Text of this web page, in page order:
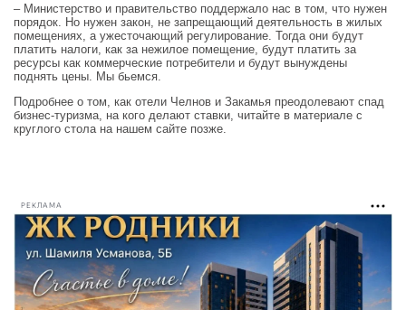
­– Министерство и правительство поддержало нас в том, что нужен
порядок. Но нужен закон, не запрещающий деятельность в жилых
помещениях, а ужесточающий регулирование. Тогда они будут
платить налоги, как за нежилое помещение, будут платить за
ресурсы как коммерческие потребители и будут вынуждены
поднять цены. Мы бьемся.
Подробнее о том, как отели Челнов и Закамья преодолевают спад
бизнес-туризма, на кого делают ставки, читайте в материале с
круглого стола на нашем сайте позже.
РЕКЛАМА